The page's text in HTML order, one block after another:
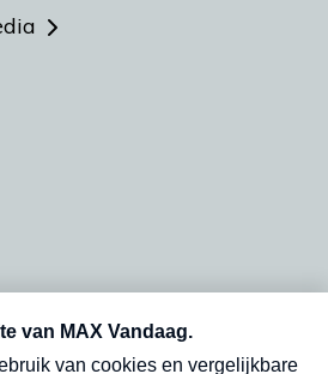
en dinsdagochtend in